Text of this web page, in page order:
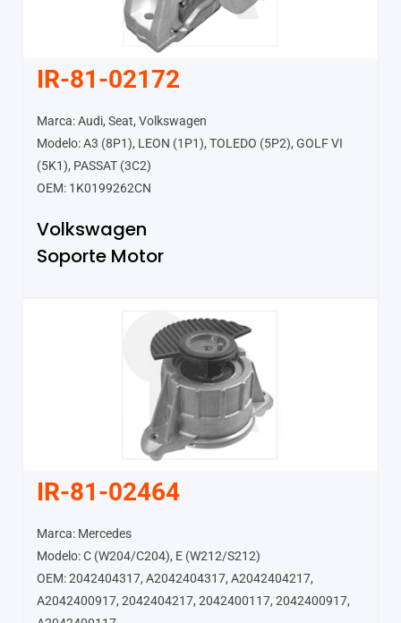
IR-81-02172
Marca: Audi, Seat, Volkswagen
Modelo: A3 (8P1), LEON (1P1), TOLEDO (5P2), GOLF VI
(5K1), PASSAT (3C2)
OEM: 1K0199262CN
Volkswagen
Soporte Motor
IR-81-02464
Marca: Mercedes
Modelo: C (W204/C204), E (W212/S212)
OEM: 2042404317, A2042404317, A2042404217,
A2042400917, 2042404217, 2042400117, 2042400917,